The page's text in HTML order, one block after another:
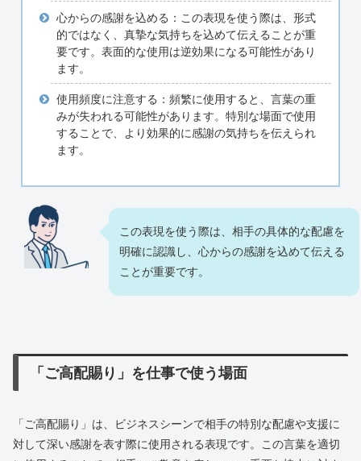
心からの感謝を込める：この表現を使う際は、形式
的ではなく、真摯な気持ちを込めて伝えることが重
要です。表面的な使用は逆効果になる可能性があり
ます。
使用頻度に注意する：頻繁に使用すると、言葉の重
みが失われる可能性があります。特別な場面で使用
することで、より効果的に感謝の気持ちを伝えられ
ます。
この表現を使う際は、相手の具体的な配慮を
明確に認識し、心からの感謝を込めて伝える
ことが重要です。
「ご高配賜り」を仕事で使う場面
「ご高配賜り」は、ビジネスシーンで相手の特別な配慮や支援に
対して深い感謝を表す際に使用される表現です。この言葉を適切